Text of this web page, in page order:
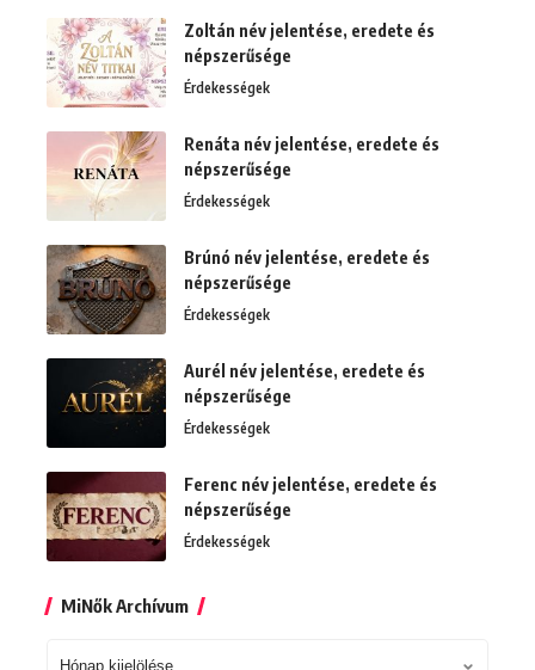
Zoltán név jelentése, eredete és
népszerűsége
Érdekességek
Renáta név jelentése, eredete és
népszerűsége
Érdekességek
Brúnó név jelentése, eredete és
népszerűsége
Érdekességek
Aurél név jelentése, eredete és
népszerűsége
Érdekességek
Ferenc név jelentése, eredete és
népszerűsége
Érdekességek
MiNők Archívum
MiNők